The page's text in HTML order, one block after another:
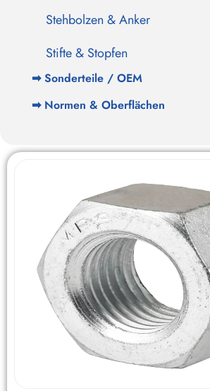
Stehbolzen & Anker
Stifte & Stopfen
➡Sonderteile / OEM
➡ Normen & Oberflächen